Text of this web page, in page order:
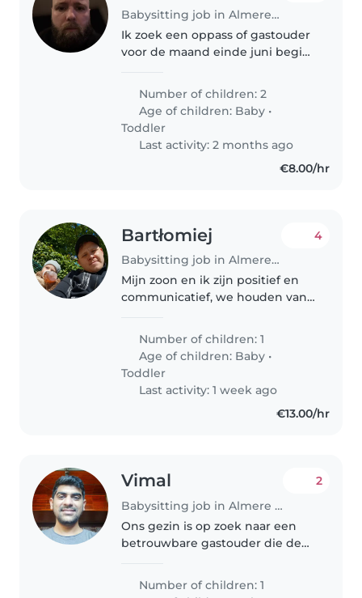
Babysitting job in Almere Stad
Ik zoek een oppass of gastouder
voor de maand einde juni begin
ik dan nog 5 dagen in de week
gaat om 2 kleintjes meid..
Number of children: 2
Age of children: Baby •
Toddler
Last activity: 2 months ago
€8.00/hr
Bartłomiej
Babysitting job in Almere Stad
4
Mijn zoon en ik zijn positief en
communicatief, we houden van
Number of children: 1
Age of children: Baby •
Toddler
Last activity: 1 week ago
€13.00/hr
Vimal
Babysitting job in Almere Stad
2
Ons gezin is op zoek naar een
betrouwbare gastouder die de
verzorgen vanaf mei 2026. Op
dat moment zal onze zoon 8
Number of children: 1